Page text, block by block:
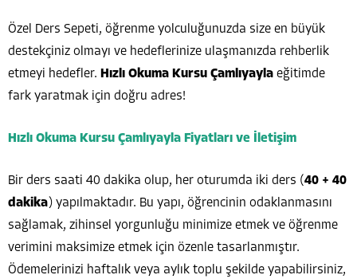
Özel Ders Sepeti, öğrenme yolculuğunuzda size en büyük
destekçiniz olmayı ve hedeflerinize ulaşmanızda rehberlik
etmeyi hedefler. Hızlı Okuma Kursu Çamlıyayla eğitimde
fark yaratmak için doğru adres!
Hızlı Okuma Kursu Çamlıyayla Fiyatları ve İletişim
Bir ders saati 40 dakika olup, her oturumda iki ders (40 + 40
dakika) yapılmaktadır. Bu yapı, öğrencinin odaklanmasını
sağlamak, zihinsel yorgunluğu minimize etmek ve öğrenme
verimini maksimize etmek için özenle tasarlanmıştır.
Ödemelerinizi haftalık veya aylık toplu şekilde yapabilirsiniz,